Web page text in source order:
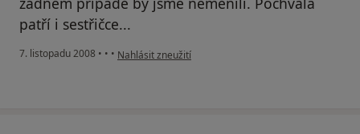
patří i sestřičce...
7. listopadu 2008 • • • podle názoru uživatele Pacient
Nahlásit zneužití